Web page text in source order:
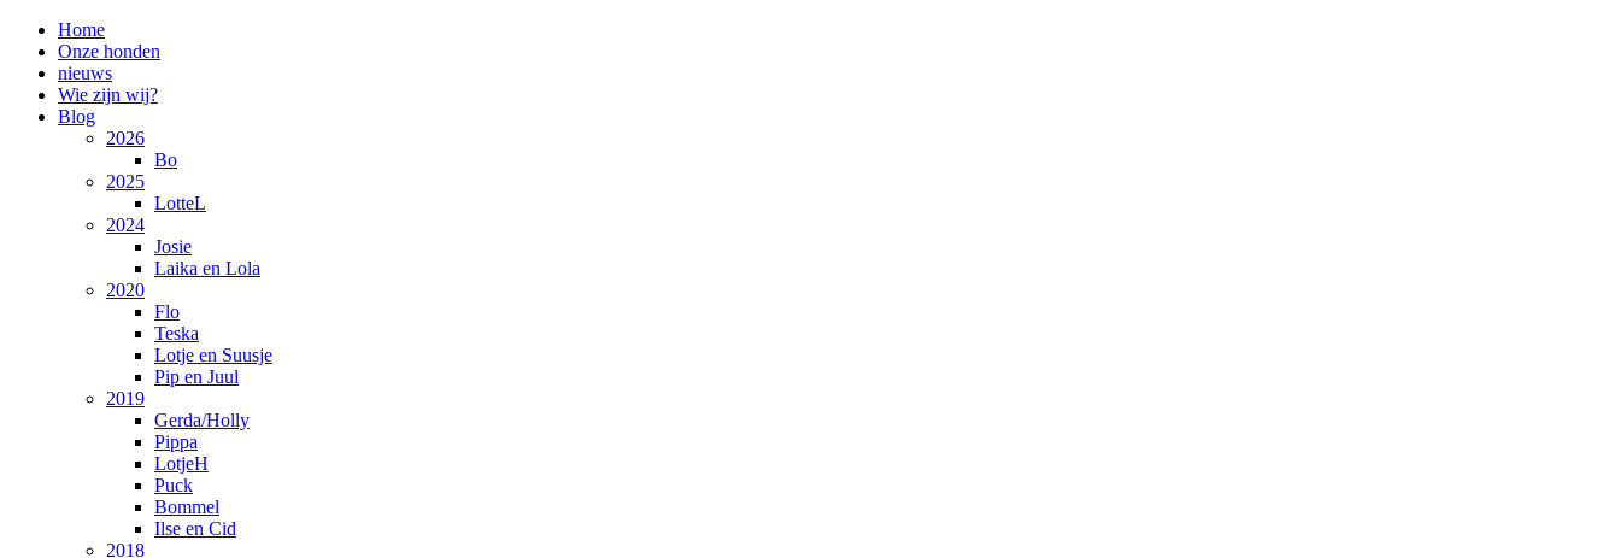
Home
Onze honden
nieuws
Wie zijn wij?
Blog
2026
Bo
2025
LotteL
2024
Josie
Laika en Lola
2020
Flo
Teska
Lotje en Suusje
Pip en Juul
2019
Gerda/Holly
Pippa
LotjeH
Puck
Bommel
Ilse en Cid
2018